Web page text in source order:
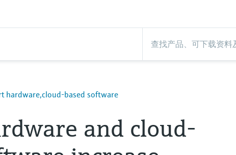
hardware,cloud-based software
and cloud-